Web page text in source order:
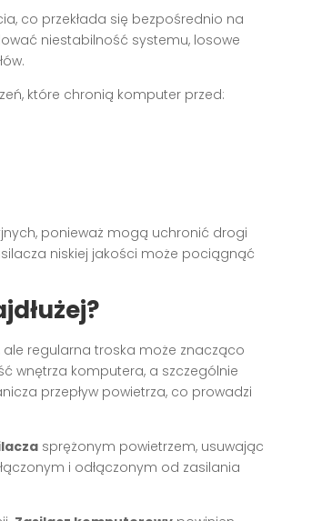
co przekłada się bezpośrednio na
niestabilność systemu, losowe
które chronią komputer przed:
ponieważ mogą uchronić drogi
niskiej jakości może pociągnąć
regularna troska może znacząco
wnętrza komputera, a szczególnie
przepływ powietrza, co prowadzi
sprężonym powietrzem, usuwając
i odłączonym od zasilania